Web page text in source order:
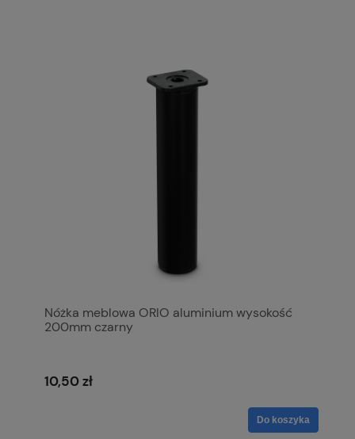
Nóżka meblowa ORIO aluminium wysokość
200mm czarny
10,50 zł
Do koszyka